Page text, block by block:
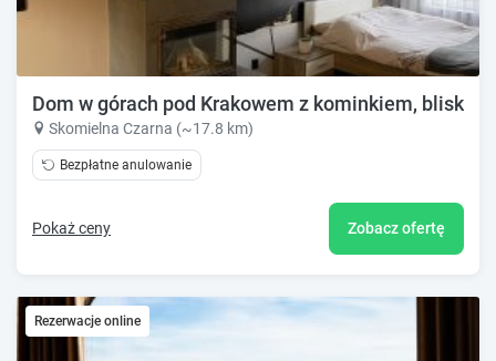
Dom w górach pod Krakowem z kominkiem, blisko
Skomielna Czarna (~17.8 km)
Bezpłatne anulowanie
Pokaż ceny Zobacz ofertę
Rezerwacje online